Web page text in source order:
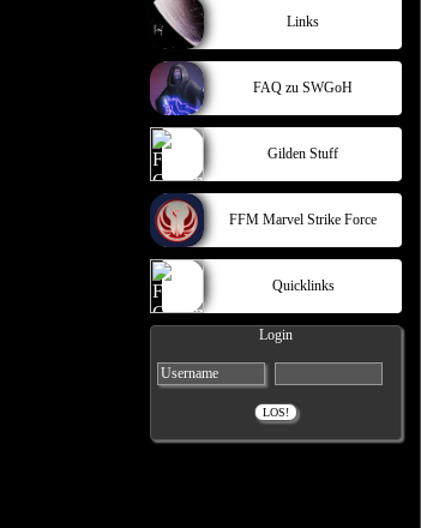
Links
FAQ zu SWGoH
Gilden Stuff
FFM Marvel Strike Force
Quicklinks
Login